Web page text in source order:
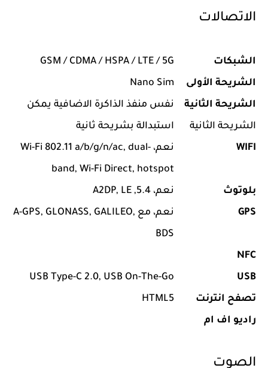
الاتصالات
الشبكات
GSM / CDMA / HSPA / LTE / 5G
الشريحة الأولى
Nano Sim
الشريحة الثانية
الشريحة الثانية
نفس منفذ الذاكرة الاضافية يمكن
استبدالة بشريحة ثانية
WIFI
نعم، Wi-Fi 802.11 a/b/g/n/ac, dual-
band, Wi-Fi Direct, hotspot
بلوتوث
نعم، 5.4, A2DP, LE
GPS
نعم، مع A-GPS, GLONASS, GALILEO,
BDS
NFC
USB
USB Type-C 2.0, USB On-The-Go
تصفح انترنت
HTML5
راديو اف ام
الصوت